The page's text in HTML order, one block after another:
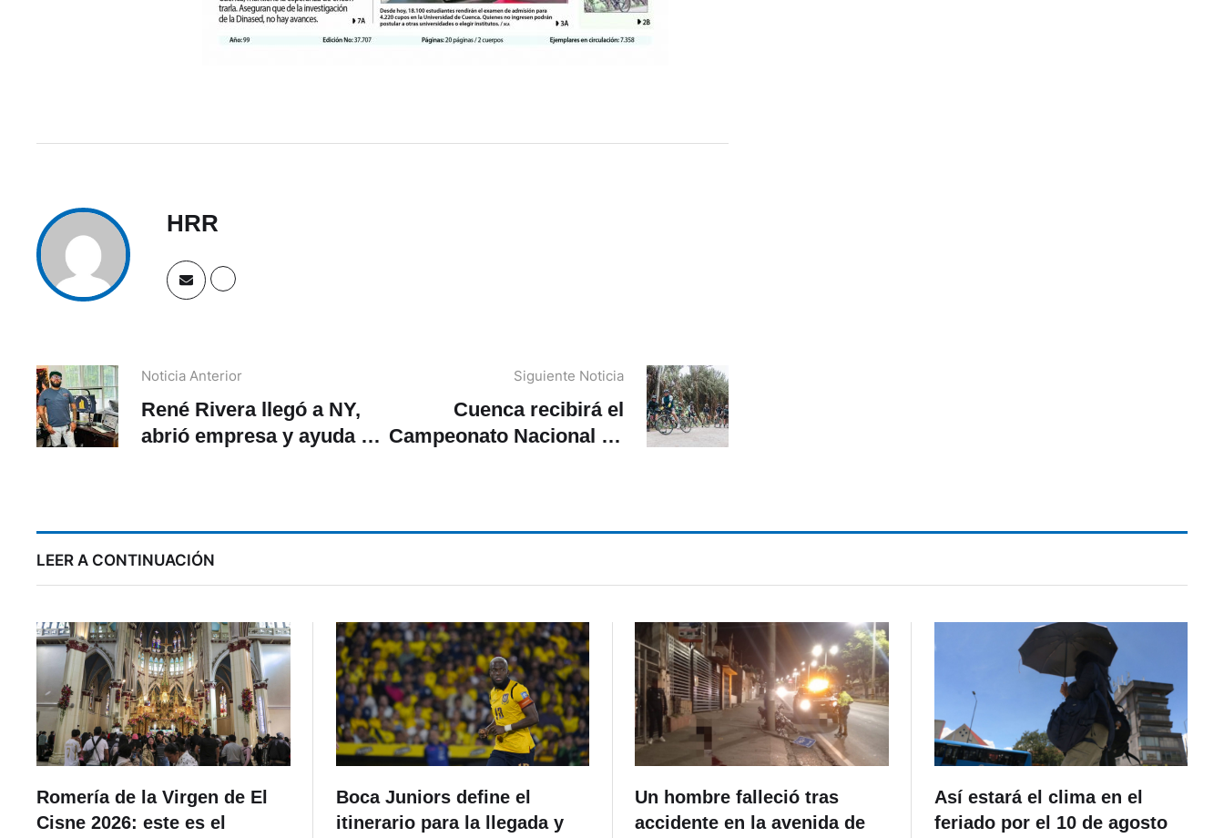
HRR
Noticia Anterior
René Rivera llegó a NY,
abrió empresa y ayuda a
Siguiente Noticia
Cuenca recibirá el
Campeonato Nacional de
LEER A CONTINUACIÓN
Romería de la Virgen de El
Cisne 2026: este es el
Boca Juniors define el
itinerario para la llegada y
Un hombre falleció tras
accidente en la avenida de
Así estará el clima en el
feriado por el 10 de agosto